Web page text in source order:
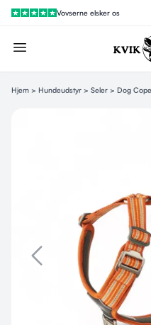
Vovserne elsker os
Hjem > Hundeudstyr > Seler > Dog